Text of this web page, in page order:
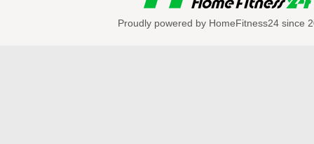
おはようヨガ【ヒップロール】
Proudly powered by HomeFitness24 since